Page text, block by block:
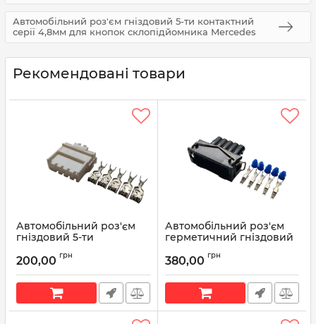
Автомобільний роз'єм гніздовий 5-ти контактний
серії 4,8мм для кнопок склопідйомника Mercedes
Рекомендовані товари
Автомобільний роз'єм
гніздовий 5-ти
для кнопок
Mercedes
Р240
200,00 грн
Автомобільний роз'єм
герметичний гніздовий
2,8мм
Артикул: Р235
380,00 грн